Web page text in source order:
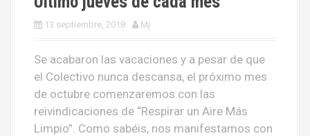
13 septiembre, 2018 Mj
Se acabaron las vacaciones y a pesar de que
el Colectivo nunca descansa, el próximo mes
de octubre comenzaremos con las
reivindicaciones de “Respirar un Aire Más
Limpio”. Como sabéis, nos manifestamos con